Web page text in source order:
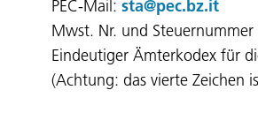
PEC-Mail: sta@pec.bz.it
Mwst. Nr. und
Eindeutiger Ämterkodex für
(Achtung: das vierte Zeichen